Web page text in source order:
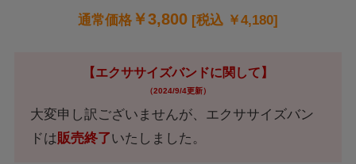
通常価格 ￥3,800 [税込 ￥4,180]
【エクササイズバンドに関して】
（2024/9/4更新）
大変申し訳ございませんが、エクササイズバン
ドは販売終了いたしました。